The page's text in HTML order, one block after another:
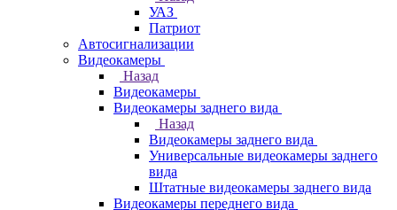
УАЗ
Патриот
Автосигнализации
Видеокамеры
Назад
Видеокамеры
Видеокамеры заднего вида
Назад
Видеокамеры заднего вида
Универсальные видеокамеры заднего
вида
Штатные видеокамеры заднего вида
Видеокамеры переднего вида